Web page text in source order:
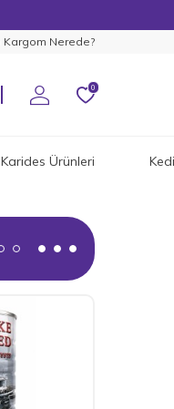
Kargom Nerede?
0
Karides Ürünleri Kedi